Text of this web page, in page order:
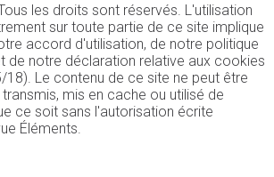
les droits sont réservés. L'utilisation
sur toute partie de ce site implique
accord d'utilisation, de notre politique
de notre déclaration relative aux cookies
18). Le contenu de ce site ne peut être
mis en cache ou utilisé de
ce soit sans l'autorisation écrite
Éléments.